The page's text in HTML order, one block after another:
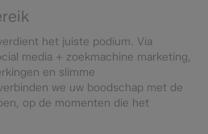
het juiste podium. Via
media + zoekmachine marketing,
en slimme
we uw boodschap met de
op de momenten die het